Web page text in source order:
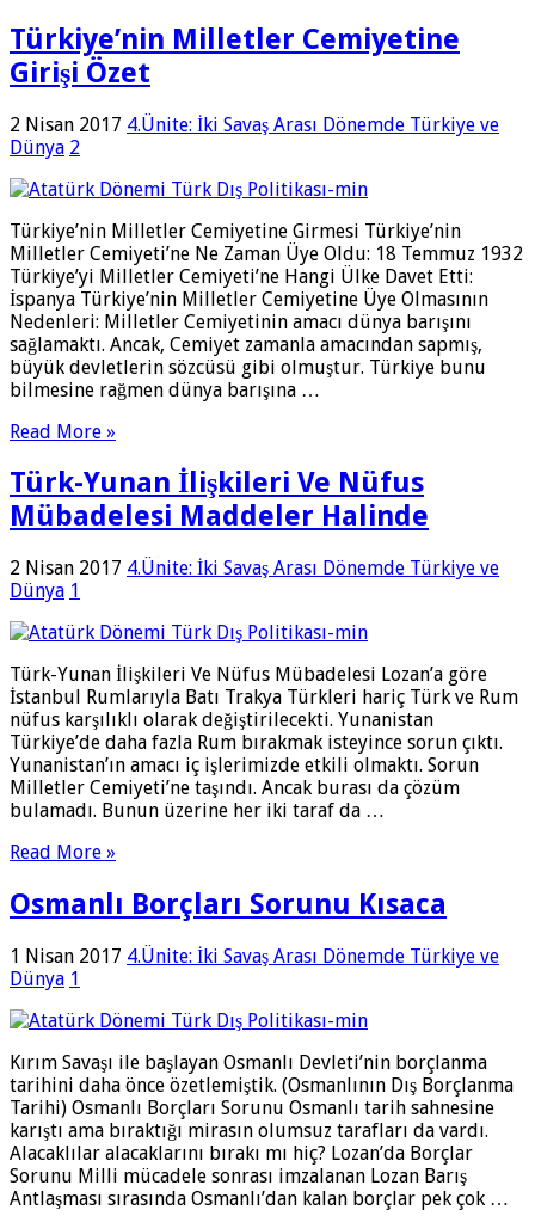
Türkiye’nin Milletler Cemiyetine
Girişi Özet
2 Nisan 2017 4.Ünite: İki Savaş Arası Dönemde Türkiye ve
Dünya 2
Türkiye’nin Milletler Cemiyetine Girmesi Türkiye’nin
Milletler Cemiyeti’ne Ne Zaman Üye Oldu: 18 Temmuz 1932
Türkiye’yi Milletler Cemiyeti’ne Hangi Ülke Davet Etti:
İspanya Türkiye’nin Milletler Cemiyetine Üye Olmasının
Nedenleri: Milletler Cemiyetinin amacı dünya barışını
sağlamaktı. Ancak, Cemiyet zamanla amacından sapmış,
büyük devletlerin sözcüsü gibi olmuştur. Türkiye bunu
bilmesine rağmen dünya barışına …
Read More »
Türk-Yunan İlişkileri Ve Nüfus
Mübadelesi Maddeler Halinde
2 Nisan 2017 4.Ünite: İki Savaş Arası Dönemde Türkiye ve
Dünya 1
Türk-Yunan İlişkileri Ve Nüfus Mübadelesi Lozan’a göre
İstanbul Rumlarıyla Batı Trakya Türkleri hariç Türk ve Rum
nüfus karşılıklı olarak değiştirilecekti. Yunanistan
Türkiye’de daha fazla Rum bırakmak isteyince sorun çıktı.
Yunanistan’ın amacı iç işlerimizde etkili olmaktı. Sorun
Milletler Cemiyeti’ne taşındı. Ancak burası da çözüm
bulamadı. Bunun üzerine her iki taraf da …
Read More »
Osmanlı Borçları Sorunu Kısaca
1 Nisan 2017 4.Ünite: İki Savaş Arası Dönemde Türkiye ve
Dünya 1
Kırım Savaşı ile başlayan Osmanlı Devleti’nin borçlanma
tarihini daha önce özetlemiştik. (Osmanlının Dış Borçlanma
Tarihi) Osmanlı Borçları Sorunu Osmanlı tarih sahnesine
karıştı ama bıraktığı mirasın olumsuz tarafları da vardı.
Alacaklılar alacaklarını bırakı mı hiç? Lozan’da Borçlar
Sorunu Milli mücadele sonrası imzalanan Lozan Barış
Antlaşması sırasında Osmanlı’dan kalan borçlar pek çok …